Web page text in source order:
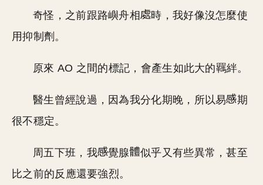
奇怪，之前跟路嶼舟相
時，我好像沒怎麼使
用抑制劑。
原來 AO 之間的標記，會產生如此大的羈絆。
醫生曾經說過，因為我分化期晚，所以易
期
很不穩定。
周五下班，我 覺腺
似乎又有些異常，甚至
比之前的反應還要強烈。